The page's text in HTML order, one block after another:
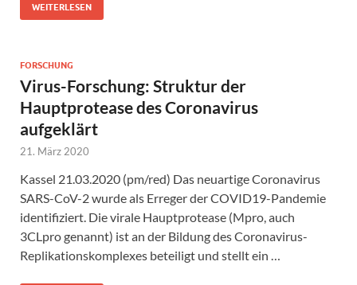
WEITERLESEN
FORSCHUNG
Virus-Forschung: Struktur der
Hauptprotease des Coronavirus
aufgeklärt
21. März 2020
Kassel 21.03.2020 (pm/red) Das neuartige Coronavirus
SARS-CoV-2 wurde als Erreger der COVID19-Pandemie
identifiziert. Die virale Hauptprotease (Mpro, auch
3CLpro genannt) ist an der Bildung des Coronavirus-
Replikationskomplexes beteiligt und stellt ein …